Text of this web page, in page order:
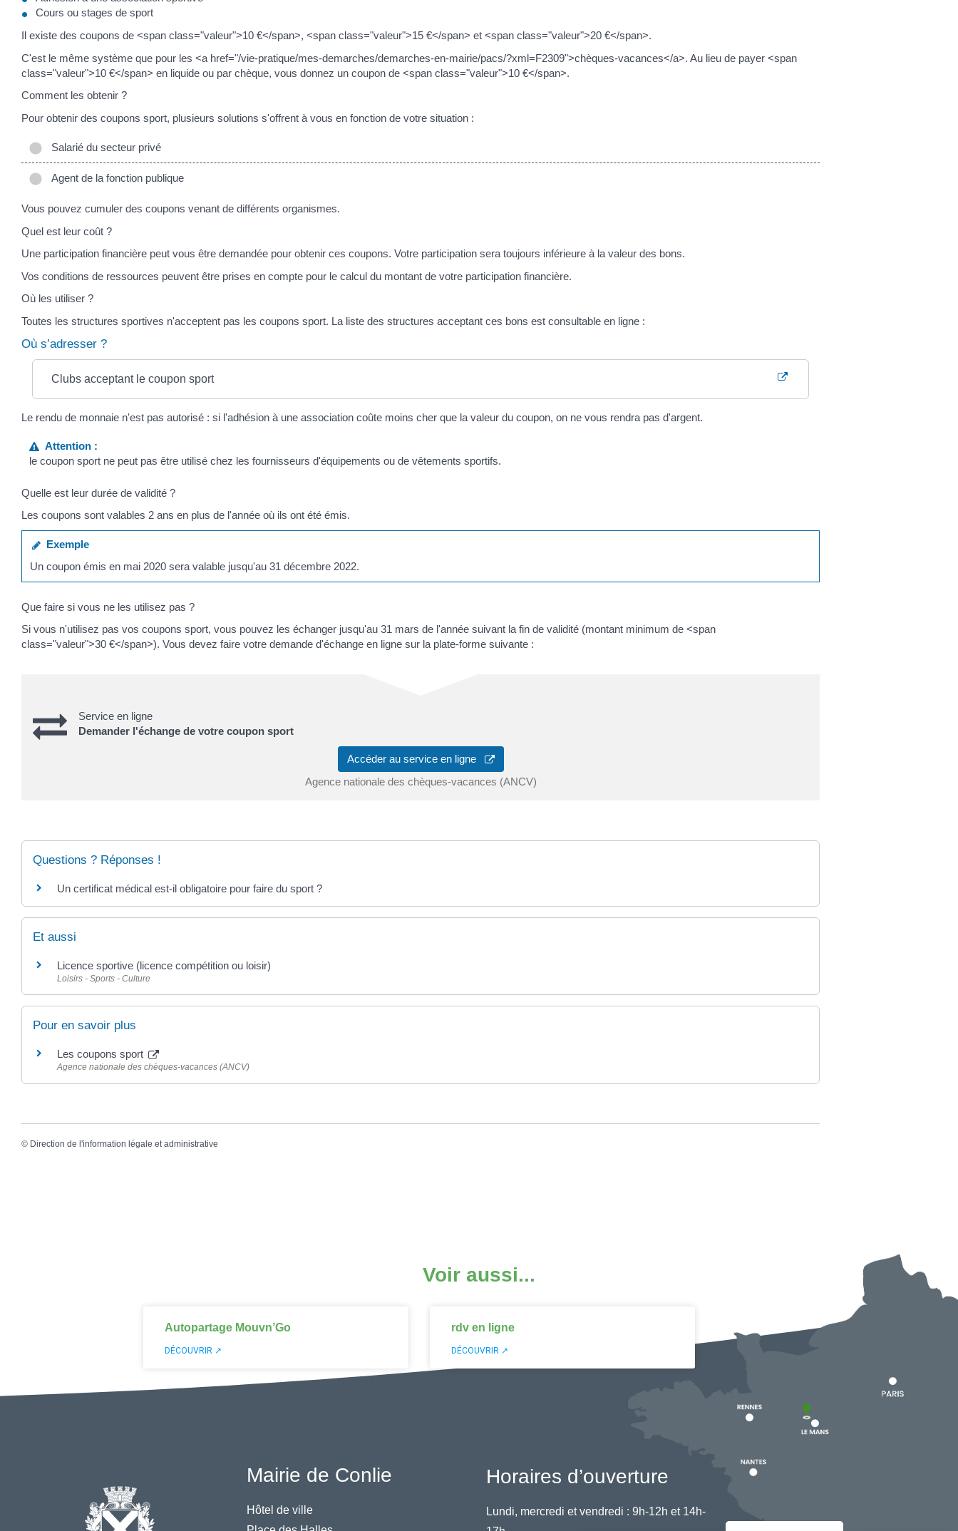
Cours ou stages de sport
Il existe des coupons de <span class="valeur">10 €</span>, <span class="valeur">15 €</span> et <span class="valeur">20 €</span>.
C'est le même système que pour les <a href="/vie-pratique/mes-demarches/demarches-en-mairie/pacs/?xml=F2309">chèques-vacances</a>. Au lieu de payer <span
class="valeur">10 €</span> en liquide ou par chèque, vous donnez un coupon de <span class="valeur">10 €</span>.
Comment les obtenir ?
Pour obtenir des coupons sport, plusieurs solutions s'offrent à vous en fonction de votre situation :
Salarié du secteur privé
Agent de la fonction publique
Vous pouvez cumuler des coupons venant de différents organismes.
Quel est leur coût ?
Une participation financière peut vous être demandée pour obtenir ces coupons. Votre participation sera toujours inférieure à la valeur des bons.
Vos conditions de ressources peuvent être prises en compte pour le calcul du montant de votre participation financière.
Où les utiliser ?
Toutes les structures sportives n'acceptent pas les coupons sport. La liste des structures acceptant ces bons est consultable en ligne :
Où s’adresser ?
Clubs acceptant le coupon sport
Le rendu de monnaie n'est pas autorisé : si l'adhésion à une association coûte moins cher que la valeur du coupon, on ne vous rendra pas d'argent.
Attention :
le coupon sport ne peut pas être utilisé chez les fournisseurs d'équipements ou de vêtements sportifs.
Quelle est leur durée de validité ?
Les coupons sont valables 2 ans en plus de l'année où ils ont été émis.
Exemple
Un coupon émis en mai 2020 sera valable jusqu'au 31 décembre 2022.
Que faire si vous ne les utilisez pas ?
Si vous n'utilisez pas vos coupons sport, vous pouvez les échanger jusqu'au 31 mars de l'année suivant la fin de validité (montant minimum de <span
class="valeur">30 €</span>). Vous devez faire votre demande d'échange en ligne sur la plate-forme suivante :
Service en ligne
Demander l'échange de votre coupon sport
Accéder au service en ligne
Agence nationale des chèques-vacances (ANCV)
Questions ? Réponses !
Un certificat médical est-il obligatoire pour faire du sport ?
Et aussi
Licence sportive (licence compétition ou loisir)
Loisirs - Sports - Culture
Pour en savoir plus
Les coupons sport
Agence nationale des chèques-vacances (ANCV)
© Direction de l'information légale et administrative
Voir aussi...
Autopartage Mouvn’Go
DÉCOUVRIR ↗
rdv en ligne
DÉCOUVRIR ↗
Mairie de Conlie
Hôtel de ville
Horaires d’ouverture
Lundi, mercredi et vendredi : 9h-12h et 14h-